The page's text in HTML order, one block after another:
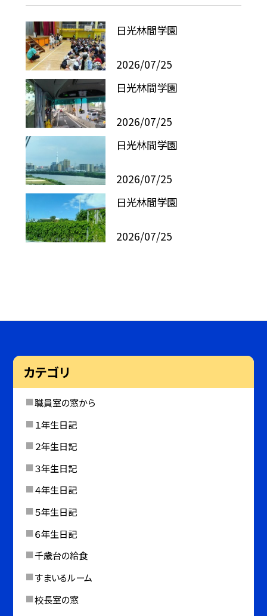
日光林間学園
2026/07/25
日光林間学園
2026/07/25
日光林間学園
2026/07/25
日光林間学園
2026/07/25
カテゴリ
職員室の窓から
１年生日記
２年生日記
３年生日記
４年生日記
５年生日記
６年生日記
千歳台の給食
すまいるルーム
校長室の窓